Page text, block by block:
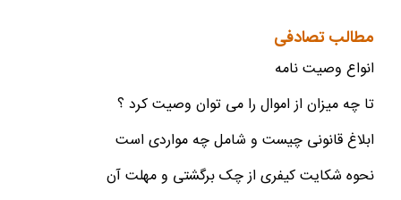
مطالب تصادفی
انواع وصیت نامه
تا چه میزان از اموال را می توان وصیت کرد ؟
ابلاغ قانونی چیست و شامل چه مواردی است
نحوه شکایت کیفری از چک برگشتی و مهلت آن